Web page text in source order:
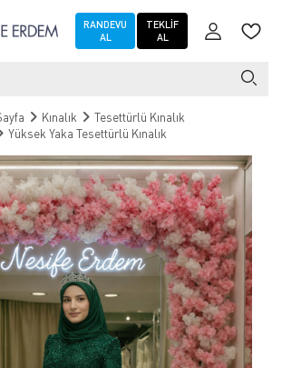
RANDEVU
AL
TEKLIF
AL
Kınalık
Tesettürlü Kınalık
Yüksek Yaka Tesettürlü Kınalık